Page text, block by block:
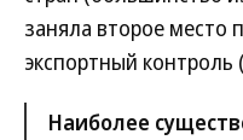
заняла второе место
экспортный контроль
Наиболее